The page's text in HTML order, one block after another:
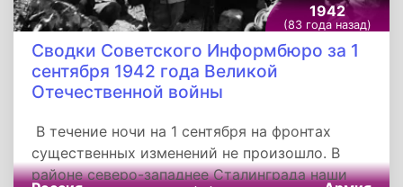
1942
(83 года назад)
Сводки Советского Информбюро за 1
сентября 1942 года Великой
Отечественной войны
В течение ночи на 1 сентября на фронтах
существенных изменений не произошло. В
районе северо-западнее Сталинграда наши